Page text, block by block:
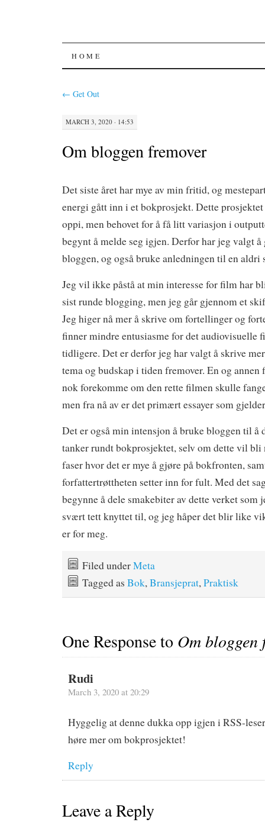
SKIP
HOME
← Get Out
MARCH 3, 2020 · 14:53
Om bloggen fremover
Det siste året har mye av min fritid, og
energi gått inn i et bokprosjekt. Dette
oppi, men behovet for å få litt variasjon i
begynt å melde seg igjen. Derfor har jeg valgt
bloggen, og også bruke anledningen til en aldri
Jeg vil ikke påstå at min interesse for film har
sist runde blogging, men jeg går gjennom et
Jeg higer nå mer å skrive om fortellinger og
finner mindre entusiasme for det audiovisuelle
tidligere. Det er derfor jeg har valgt å skrive
tema og budskap i tiden fremover. En og
nok forekomme om den rette filmen skulle
men fra nå av er det primært essayer som
Det er også min intensjon å bruke bloggen til å
tanker rundt bokprosjektet, selv om dette vil
faser hvor det er mye å gjøre på bokfronten,
forfattertrøttheten setter inn for fult. Med det
begynne å dele smakebiter av dette verket som
svært tett knyttet til, og jeg håper det blir like
er for meg.
Filed underMeta
Tagged as Bok, Bransjeprat, Praktisk
One Response to Om bloggen
Rudi
March 3, 2020 at 20:29
Hyggelig at denne dukka opp igjen i RSS-
høre mer om bokprosjektet!
Reply
Leave a Reply